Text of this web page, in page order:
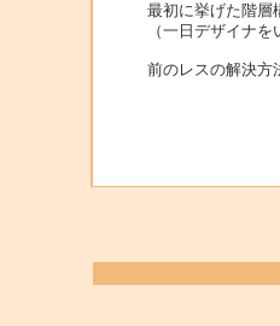
最初に挙げた階層
（一日デザイナ
前のレスの解決方